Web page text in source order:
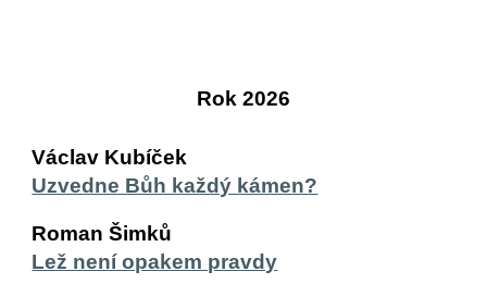
Rok 2026
Václav Kubíček
Uzvedne Bůh každý kámen?
Roman Šimků
Lež není opakem pravdy